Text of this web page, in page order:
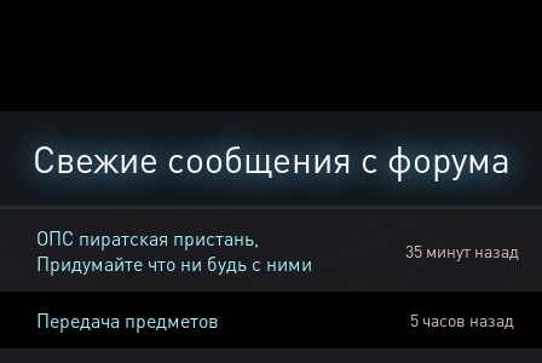
Свежие сообщения с форума
ОПС пиратская пристань,
Придумайте что ни будь с ними
35 минут назад
Передача предметов 5 часов назад